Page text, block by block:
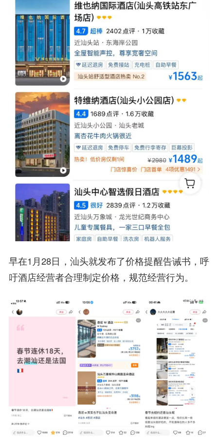
早在1月28日，汕头就发布了价格提醒告诫书，呼
吁酒店经营者合理制定价格，规范经营行为。